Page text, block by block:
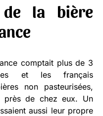
de la bière
comptait plus de 3
et les français
non pasteurisées,
de chez eux. Un
aussi leur propre